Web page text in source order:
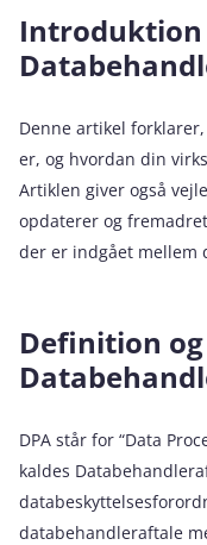
Denne artikel
er, og hvordan din
Artiklen giver også
opdaterer og
der er indgået mellem
Definition
DPA står for “Data
kaldes
databehandleraftale